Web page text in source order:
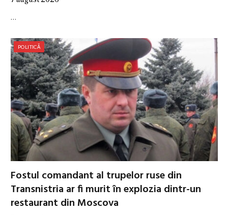
…
POLITICĂ
Fostul comandant al trupelor ruse din
Transnistria ar fi murit în explozia dintr-un
restaurant din Moscova